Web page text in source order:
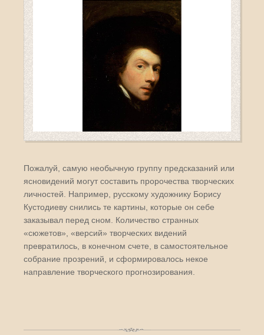
Пожалуй, самую необычную группу предсказаний или
ясновидений могут составить пророчества творческих
личностей. Например, русскому художнику Борису
Кустодиеву снились те картины, которые он себе
заказывал перед сном. Количество странных
«сюжетов», «версий» творческих видений
превратилось, в конечном счете, в самостоятельное
собрание прозрений, и сформировалось некое
направление творческого прогнозирования.